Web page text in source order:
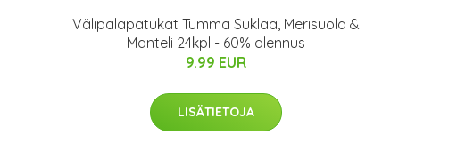
Välipalapatukat Tumma Suklaa, Merisuola &
Manteli 24kpl - 60% alennus
9.99 EUR
LISÄTIETOJA